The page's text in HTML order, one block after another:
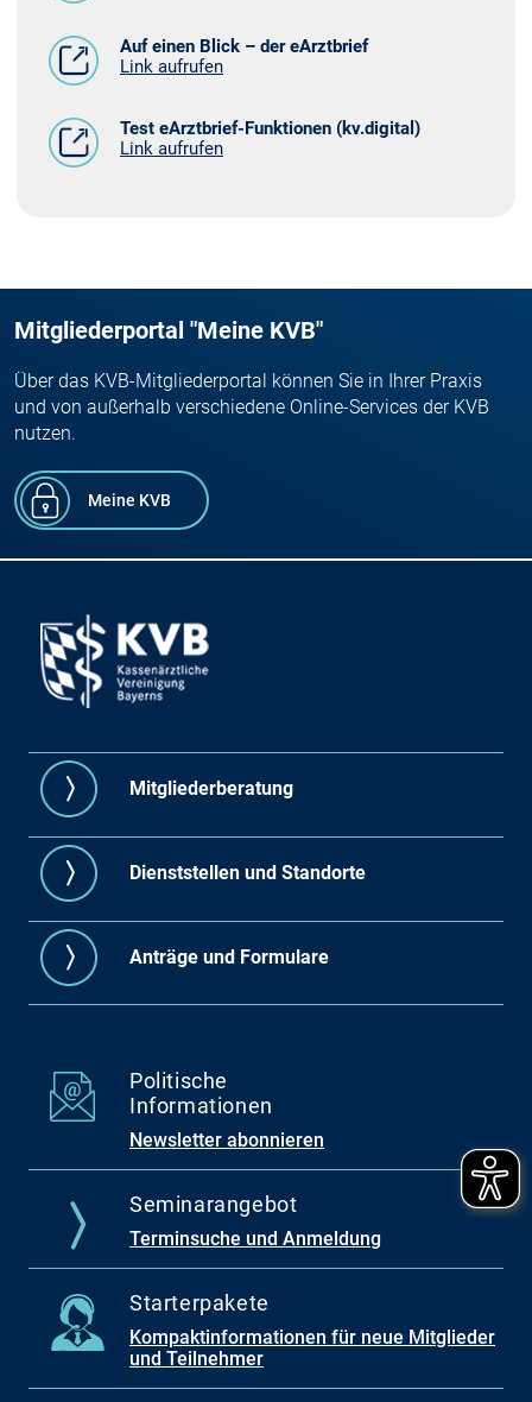
Auf einen Blick – der eArztbrief
Link aufrufen
Test eArztbrief-Funktionen (kv.digital)
Link aufrufen
Mitgliederportal "Meine KVB"
Über das KVB-Mitgliederportal können Sie in Ihrer Praxis
und von außerhalb verschiedene Online-Services der KVB
nutzen.
Meine KVB
Mitgliederberatung
Dienststellen und Standorte
Anträge und Formulare
Politische
Informationen
Newsletter abonnieren
Seminarangebot
Terminsuche und Anmeldung
Starterpakete
Kompaktinformationen für neue Mitglieder
und Teilnehmer